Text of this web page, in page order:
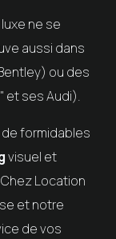
ne se
aussi dans
ou des
et ses Audi).
formidables
visuel et
Location
et notre
de vos